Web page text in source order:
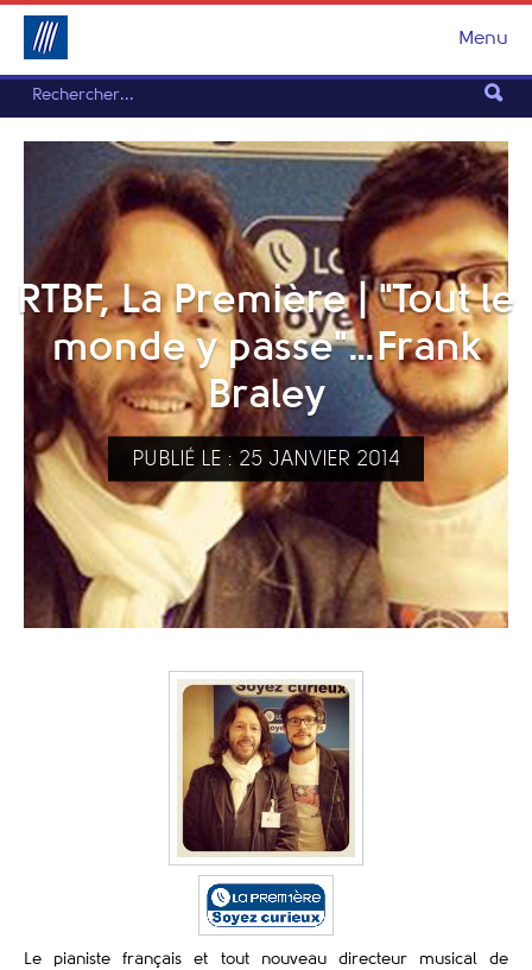
Menu
RTBF, La Première | "Tout le
monde y passe"…Frank
Braley
PUBLIÉ LE : 25 JANVIER 2014
Le pianiste français et tout nouveau directeur musical de